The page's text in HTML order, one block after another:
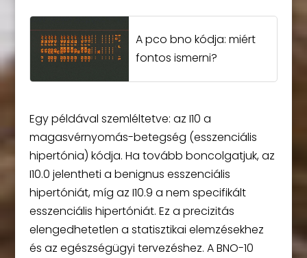
A pco bno kódja: miért
fontos ismerni?
Egy példával szemléltetve: az I10 a
magasvérnyomás-betegség (esszenciális
hipertónia) kódja. Ha tovább boncolgatjuk, az
I10.0 jelentheti a benignus esszenciális
hipertóniát, míg az I10.9 a nem specifikált
esszenciális hipertóniát. Ez a precizitás
elengedhetetlen a statisztikai elemzésekhez
és az egészségügyi tervezéshez. A BNO-10